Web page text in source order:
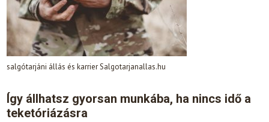
salgótarjáni állás és karrier Salgotarjanallas.hu
Így állhatsz gyorsan munkába, ha nincs idő a
teketóriázásra